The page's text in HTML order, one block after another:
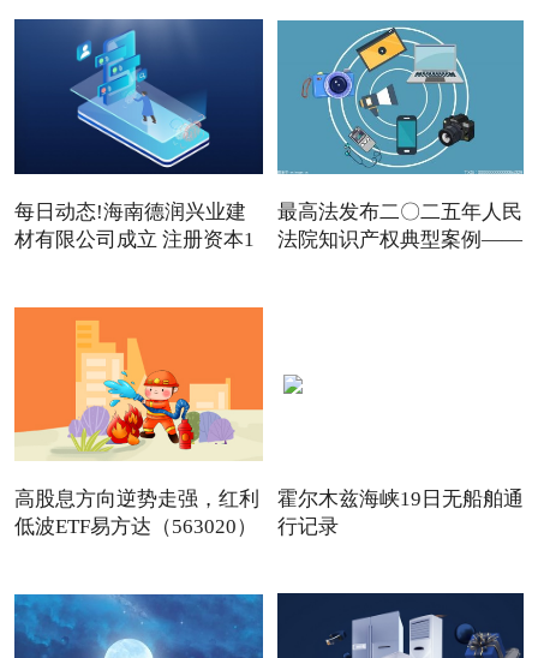
每日动态!海南德润兴业建
材有限公司成立 注册资本1
最高法发布二〇二五年人民
法院知识产权典型案例——
高股息方向逆势走强，红利
低波ETF易方达（563020）
霍尔木兹海峡19日无船舶通
行记录